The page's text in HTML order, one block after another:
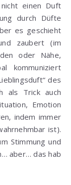
einen Duft
durch Düfte
es geschieht
zaubert (im
oder Nähe,
kommuniziert
des
als Trick auch
Emotion
indem immer
ist).
Stimmung und
aber… das hab